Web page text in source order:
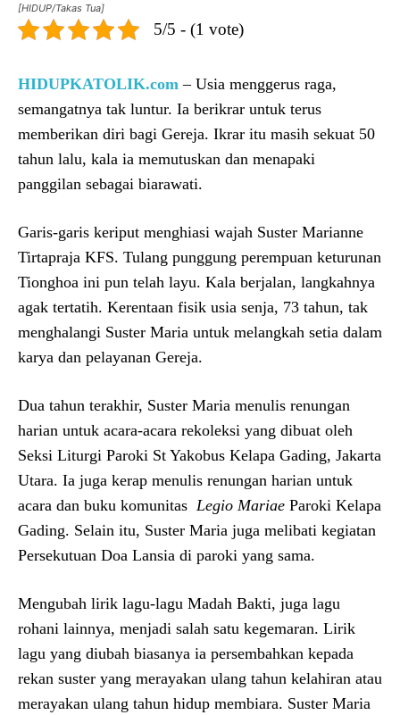
[HIDUP/Takas Tua]
5/5 - (1 vote)
HIDUPKATOLIK.com – Usia menggerus raga,
semangatnya tak luntur. Ia berikrar untuk terus
memberikan diri bagi Gereja. Ikrar itu masih sekuat 50
tahun lalu, kala ia memutuskan dan menapaki
panggilan sebagai biarawati.
Garis-garis keriput menghiasi wajah Suster Marianne
Tirtapraja KFS. Tulang punggung perempuan keturunan
Tionghoa ini pun telah layu. Kala berjalan, langkahnya
agak tertatih. Kerentaan fisik usia senja, 73 tahun, tak
menghalangi Suster Maria untuk melangkah setia dalam
karya dan pelayanan Gereja.
Dua tahun terakhir, Suster Maria menulis renungan
harian untuk acara-acara rekoleksi yang dibuat oleh
Seksi Liturgi Paroki St Yakobus Kelapa Gading, Jakarta
Utara. Ia juga kerap menulis renungan harian untuk
acara dan buku komunitas Legio Mariae Paroki Kelapa
Gading. Selain itu, Suster Maria juga melibati kegiatan
Persekutuan Doa Lansia di paroki yang sama.
Mengubah lirik lagu-lagu Madah Bakti, juga lagu
rohani lainnya, menjadi salah satu kegemaran. Lirik
lagu yang diubah biasanya ia persembahkan kepada
rekan suster yang merayakan ulang tahun kelahiran atau
merayakan ulang tahun hidup membiara. Suster Maria